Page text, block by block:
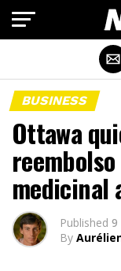
BUSINESS
Ottawa
medicinal
Published 9
By